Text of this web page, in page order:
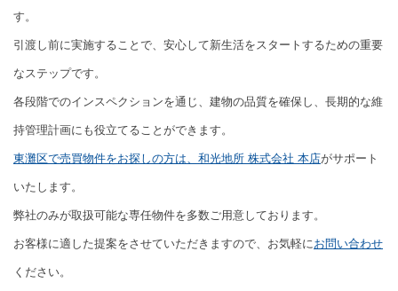
す。
引渡し前に実施することで、安心して新生活をスタートするための重要
なステップです。
各段階でのインスペクションを通じ、建物の品質を確保し、長期的な維
持管理計画にも役立てることができます。
東灘区で売買物件をお探しの方は、和光地所 株式会社 本店がサポート
いたします。
弊社のみが取扱可能な専任物件を多数ご用意しております。
お客様に適した提案をさせていただきますので、お気軽にお問い合わせ
ください。